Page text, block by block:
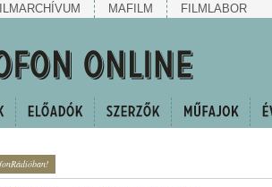
MAFILM FILMLABOR